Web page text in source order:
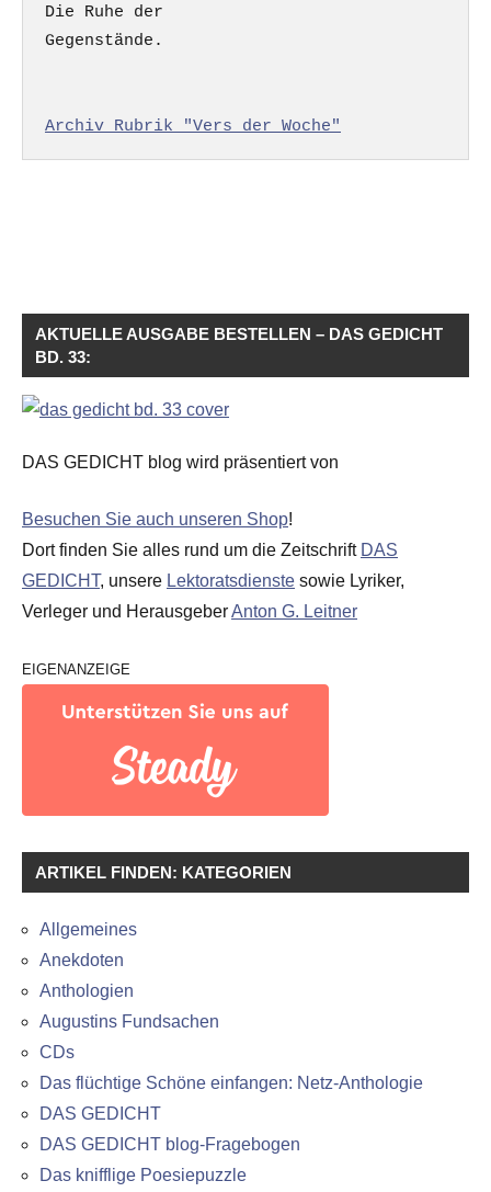
Die Ruhe der
Gegenstände.
Archiv Rubrik "Vers der Woche"
AKTUELLE AUSGABE BESTELLEN – DAS GEDICHT
BD. 33:
DAS GEDICHT blog wird präsentiert von
Besuchen Sie auch unseren Shop!
Dort finden Sie alles rund um die Zeitschrift DAS
GEDICHT, unsere Lektoratsdienste sowie Lyriker,
Verleger und HerausgeberAnton G. Leitner
EIGENANZEIGE
ARTIKEL FINDEN: KATEGORIEN
Allgemeines
Anekdoten
Anthologien
Augustins Fundsachen
CDs
Das flüchtige Schöne einfangen: Netz-Anthologie
DAS GEDICHT
DAS GEDICHT blog-Fragebogen
Das knifflige Poesiepuzzle